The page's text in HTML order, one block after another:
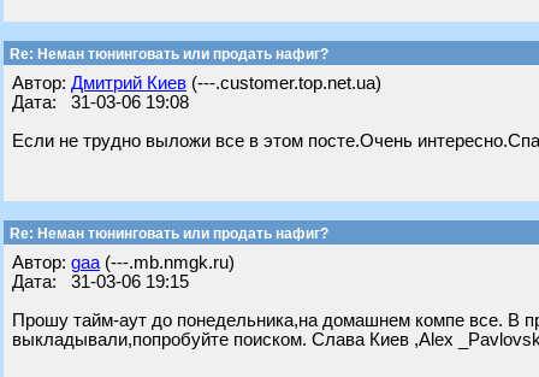
Re: Неман тюнинговать или продать нафиг?
Автор: Дмитрий Киев (---.customer.top.net.ua)
Дата: 31-03-06 19:08
Если не трудно выложи все в этом посте.Очень
Re: Неман тюнинговать или продать нафиг?
Автор: gaa (---.mb.nmgk.ru)
Дата: 31-03-06 19:15
Прошу тайм-аут до понедельника,на домашнем компе все. В
выкладывали,попробуйте поиском. Слава Киев ,Аlex